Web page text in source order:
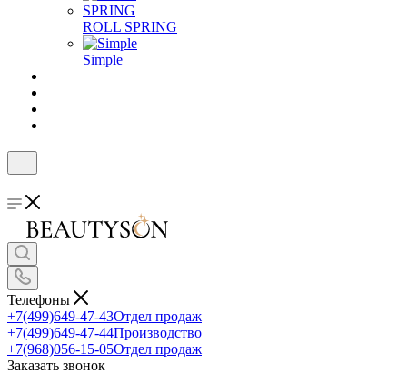
ROLL SPRING
Simple
Телефоны
+7(499)649-47-43Отдел продаж
+7(499)649-47-44Производство
+7(968)056-15-05Отдел продаж
Заказать звонок